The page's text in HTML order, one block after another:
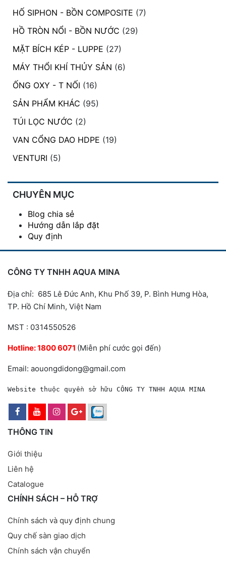
HỐ SIPHON - BỒN COMPOSITE (7)
HỒ TRÒN NỔI - BỒN NƯỚC (29)
MẶT BÍCH KÉP - LUPPE (27)
MÁY THỔI KHÍ THỦY SẢN (6)
ỐNG OXY - T NỐI (16)
SẢN PHẨM KHÁC (95)
TÚI LỌC NƯỚC (2)
VAN CỔNG DAO HDPE (19)
VENTURI (5)
CHUYÊN MỤC
Blog chia sẻ
Hướng dẫn lắp đặt
Quy định
CÔNG TY TNHH AQUA MINA
Địa chỉ: 685 Lê Đức Anh, Khu Phố 39, P. Bình Hưng Hòa,
TP. Hồ Chí Minh, Việt Nam
MST : 0314550526
Hotline:1800 6071 (Miễn phí cước gọi đến)
Email: aouongdidong@gmail.com
Website thuộc quyền sở hữu CÔNG TY TNHH AQUA MINA
THÔNG TIN
Giới thiệu
Liên hệ
Catalogue
CHÍNH SÁCH – HỖ TRỢ
Chính sách và quy định chung
Quy chế sàn giao dịch
Chính sách vận chuyển